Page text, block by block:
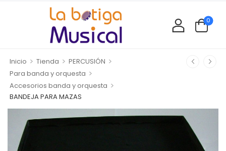
0
Inicio > Tienda > PERCUSIÓN >
Para banda y orquesta >
Accesorios banda y orquesta >
BANDEJA PARA MAZAS